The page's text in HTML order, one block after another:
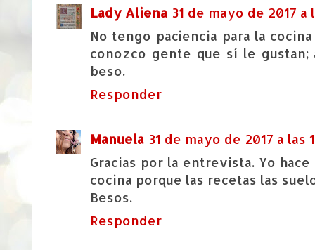
Lady Aliena 31 de mayo de 2017 a
No tengo paciencia para la
conozco gente que sí le
beso.
Responder
Manuela 31 de mayo de 2017 a las
Gracias por la entrevista. Yo
cocina porque las recetas las
Besos.
Responder